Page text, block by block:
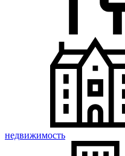
недвижимость